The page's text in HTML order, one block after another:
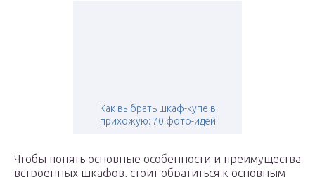
Как выбрать шкаф-купе в
прихожую: 70 фото-идей
Чтобы понять основные особенности и преимущества
встроенных шкафов, стоит обратиться к основным